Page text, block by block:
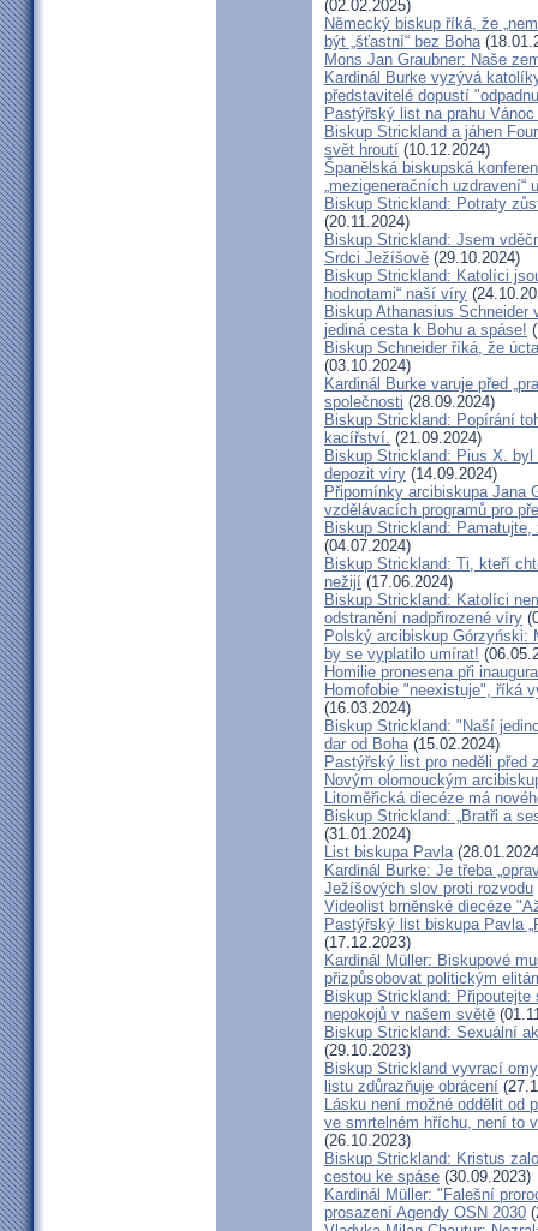
(02.02.2025)
Německý biskup říká, že
být „šťastní“ bez Boha
Mons Jan Graubner: Naše
Kardinál Burke vyzývá
představitelé dopustí
Pastýřský list na prahu
Biskup Strickland a jáhen
svět hroutí (10.12.2024)
Španělská biskupská
„mezigeneračních
Biskup Strickland: Potraty
(20.11.2024)
Biskup Strickland: Jsem
Srdci Ježíšově (29.10.2024)
Biskup Strickland: Katolíci
hodnotami“ naší víry
Biskup Athanasius
jediná cesta k Bohu a spáse!
Biskup Schneider říká, že
(03.10.2024)
Kardinál Burke varuje před
společnosti (28.09.2024)
Biskup Strickland: Popírání
kacířství. (21.09.2024)
Biskup Strickland: Pius X.
depozit víry (14.09.2024)
Připomínky arcibiskupa Jana
vzdělávacích programů pro
Biskup Strickland:
(04.07.2024)
Biskup Strickland: Ti, kteří
nežijí (17.06.2024)
Biskup Strickland: Katolíci
odstranění nadpřirozené víry
Polský arcibiskup Górzyński:
by se vyplatilo umírat!
Homilie pronesena při
Homofobie "neexistuje", říká
(16.03.2024)
Biskup Strickland: "Naší
dar od Boha(15.02.2024)
Pastýřský list pro neděli před
Novým olomouckým
Litoměřická diecéze má
Biskup Strickland: „Bratři a
(31.01.2024)
List biskupa Pavla
Kardinál Burke: Je třeba
Ježíšových slov proti rozvodu
Videolist brněnské diecéze
Pastýřský list biskupa Pavla
(17.12.2023)
Kardinál Müller: Biskupové
přizpůsobovat politickým
Biskup Strickland:
nepokojů v našem světě
Biskup Strickland: Sexuální
(29.10.2023)
Biskup Strickland vyvrací
listu zdůrazňuje obrácení
Lásku není možné oddělit od
ve smrtelném hříchu, není to
(26.10.2023)
Biskup Strickland: Kristus
cestou ke spáse (30.09.2023)
Kardinál Müller: "Falešní
prosazení Agendy OSN 2030